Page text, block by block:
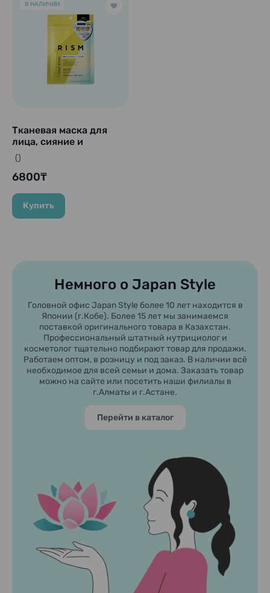
В НАЛИЧИИ
Тканевая маска для
лица, сияние и
сужение пор "Rism-
Clear", 7 шт.
()
6800₸
Купить
Немного о Japan Style
Головной офис Japan Style более 10 лет находится в
Японии (г.Кобе). Более 15 лет мы занимаемся
поставкой оригинального товара в Казахстан.
Профессиональный штатный нутрициолог и
косметолог тщательно подбирают товар для продажи.
Работаем оптом, в розницу и под заказ. В наличии всё
необходимое для всей семьи и дома. Заказать товар
можно на сайте или посетить наши филиалы в
г.Алматы и г.Астане.
Перейти в каталог